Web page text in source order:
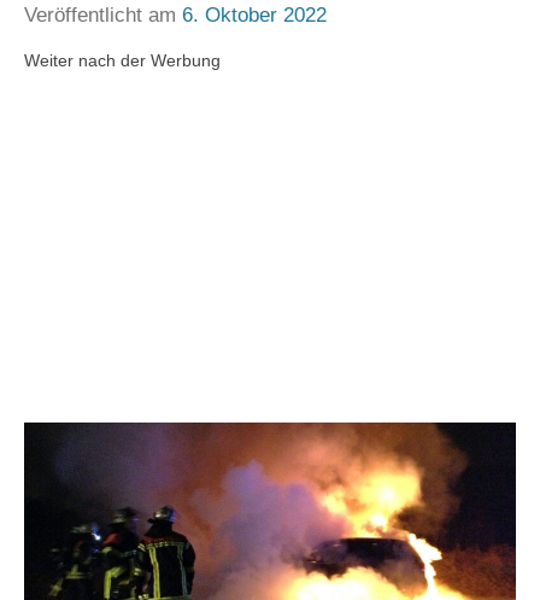
Veröffentlicht am 6. Oktober 2022
Weiter nach der Werbung